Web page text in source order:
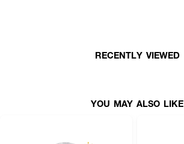
RECENTLY VIEWED
YOU MAY ALSO LIKE